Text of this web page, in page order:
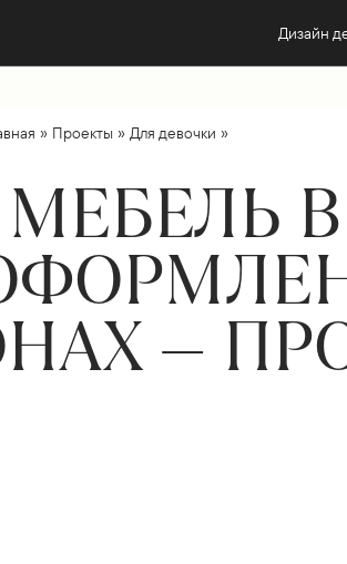
Дизайн
» Проекты » Для девочки »
—